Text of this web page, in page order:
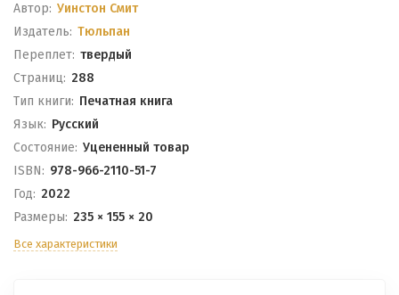
Автор: Уинстон Смит
Издатель: Тюльпан
Переплет: твердый
Cтраниц: 288
Тип книги: Печатная книга
Язык: Русский
Состояние: Уцененный товар
ISBN: 978-966-2110-51-7
Год: 2022
Размеры: 235 × 155 × 20
Все характеристики